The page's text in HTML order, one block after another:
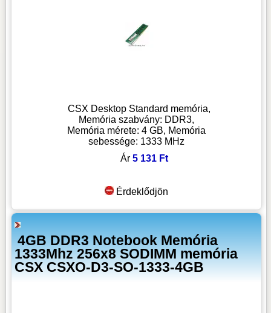
CSX Desktop Standard memória,
Memória szabvány: DDR3,
Memória mérete: 4 GB, Memória
sebessége: 1333 MHz
Ár5 131 Ft
Érdeklődjön
4GB DDR3 Notebook Memória
1333Mhz 256x8 SODIMM memória
CSX CSXO-D3-SO-1333-4GB